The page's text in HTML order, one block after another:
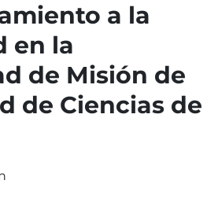
a la
en la
de Misión de
de Ciencias de